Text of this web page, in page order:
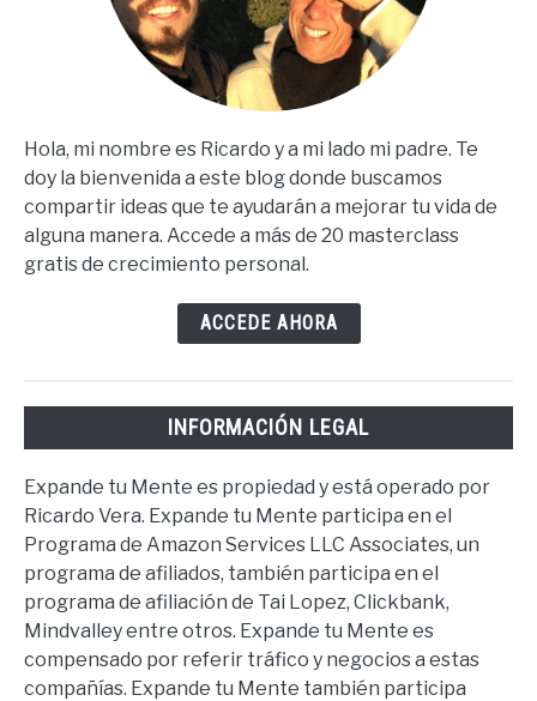
Hola, mi nombre es Ricardo y a mi lado mi padre. Te
doy la bienvenida a este blog donde buscamos
compartir ideas que te ayudarán a mejorar tu vida de
alguna manera. Accede a más de 20 masterclass
gratis de crecimiento personal.
ACCEDE AHORA
INFORMACIÓN LEGAL
Expande tu Mente es propiedad y está operado por
Ricardo Vera. Expande tu Mente participa en el
Programa de Amazon Services LLC Associates, un
programa de afiliados, también participa en el
programa de afiliación de Tai Lopez, Clickbank,
Mindvalley entre otros. Expande tu Mente es
compensado por referir tráfico y negocios a estas
compañías. Expande tu Mente también participa